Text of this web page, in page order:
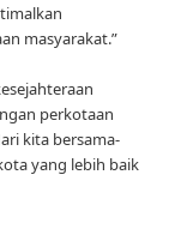
masyarakat.”
perkotaan
kita bersama-
yang lebih baik